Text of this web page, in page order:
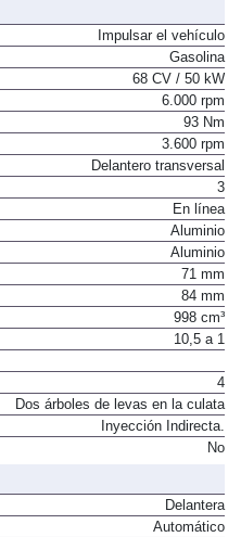
Impulsar el vehículo
Gasolina
68 CV / 50 kW
6.000 rpm
93 Nm
3.600 rpm
Delantero transversal
3
En línea
Aluminio
Aluminio
71 mm
84 mm
998 cm³
10,5 a 1
4
Dos árboles de levas en la culata
Inyección Indirecta.
No
Delantera
Automático